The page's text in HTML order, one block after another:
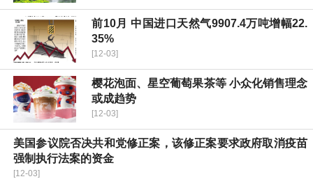
前10月 中国进口天然气9907.4万吨增幅22.
35%
[12-03]
樱花泡面、星空葡萄果茶等 小众化销售理念
或成趋势
[12-03]
美国参议院否决共和党修正案，该修正案要求政府取消疫苗
强制执行法案的资金
[12-03]